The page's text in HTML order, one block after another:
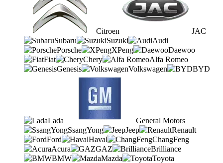
Citroen
JAC
Subaru
Suzuki
Audi
Porsche
XPeng
Daewoo
Fiat
Chery
Alfa Romeo
Genesis
Volkswagen BYD
Lada
General Motors
SsangYong
Jeep
Renault
Ford
Haval
ChangFeng
Acura
GAZ
Brilliance
BMW
Mazda Toyota